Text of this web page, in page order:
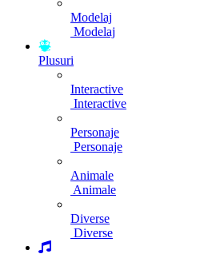
Modelaj
Modelaj
Plusuri
Interactive
Interactive
Personaje
Personaje
Animale
Animale
Diverse
Diverse